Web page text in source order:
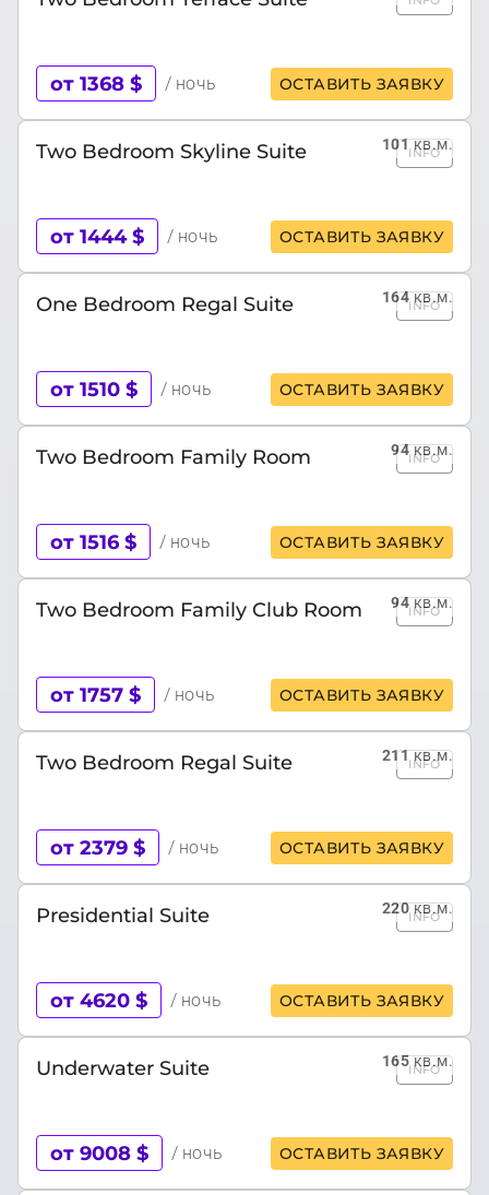
от 1368 $ / ночь ОСТАВИТЬ ЗАЯВКУ
101кв.м.
Two Bedroom Skyline Suite INFO
от 1444 $ / ночь ОСТАВИТЬ ЗАЯВКУ
164кв.м.
One Bedroom Regal Suite INFO
от 1510 $ / ночь ОСТАВИТЬ ЗАЯВКУ
94кв.м.
Two Bedroom Family Room INFO
от 1516 $ / ночь ОСТАВИТЬ ЗАЯВКУ
94кв.м.
Two Bedroom Family Club Room INFO
от 1757 $ / ночь ОСТАВИТЬ ЗАЯВКУ
211кв.м.
Two Bedroom Regal Suite INFO
от 2379 $ / ночь ОСТАВИТЬ ЗАЯВКУ
220кв.м.
Presidential Suite INFO
от 4620 $ / ночь ОСТАВИТЬ ЗАЯВКУ
165кв.м.
Underwater Suite INFO
от 9008 $ / ночь ОСТАВИТЬ ЗАЯВКУ